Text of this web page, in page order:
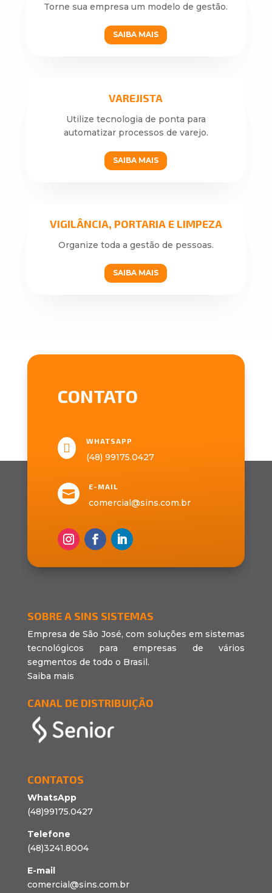
Torne sua empresa um modelo de gestão.
SAIBA MAIS
VAREJISTA
Utilize tecnologia de ponta para
automatizar processos de varejo.
SAIBA MAIS
VIGILÂNCIA, PORTARIA E LIMPEZA
Organize toda a gestão de pessoas.
SAIBA MAIS
CONTATO

WHATSAPP
(48) 99175.0427

E-MAIL
comercial@sins.com.br
SOBRE A SINS SISTEMAS
Empresa de São José, com soluções em sistemas
tecnológicos para empresas de vários
segmentos de todo o Brasil.
Saiba mais
CANAL DE DISTRIBUIÇÃO
CONTATOS
WhatsApp
(48)99175.0427
Telefone
(48)3241.8004
E-mail
comercial@sins.com.br